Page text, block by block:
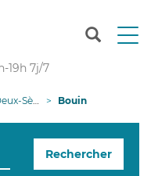
T
n
19h 7j/7
Sèvres Bouin
Rechercher